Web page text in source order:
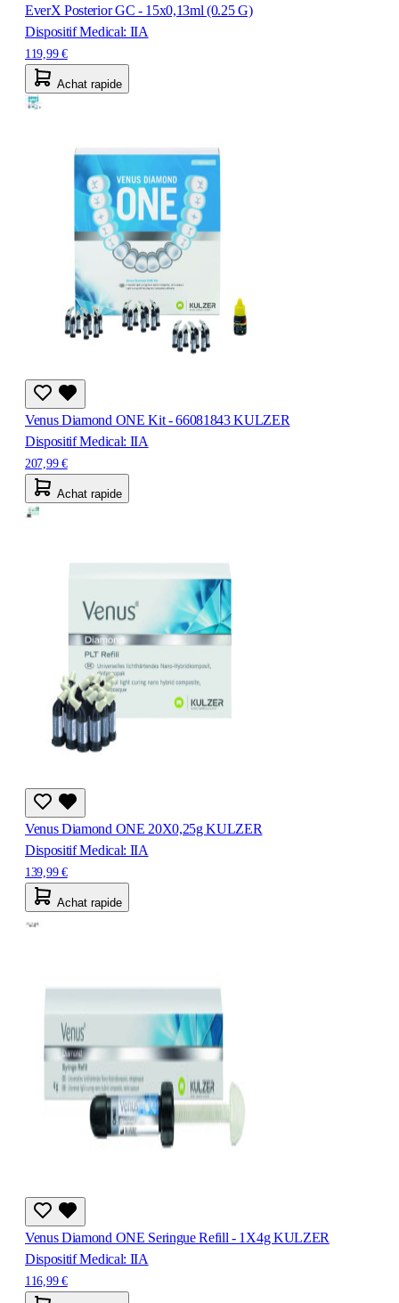
EverX Posterior GC - 15x0,13ml (0.25 G)
Dispositif Medical: IIA
119,99 €
Achat rapide
Venus Diamond ONE Kit - 66081843 KULZER
Dispositif Medical: IIA
207,99 €
Achat rapide
Venus Diamond ONE 20X0,25g KULZER
Dispositif Medical: IIA
139,99 €
Achat rapide
Venus Diamond ONE Seringue Refill - 1X4g KULZER
Dispositif Medical: IIA
116,99 €